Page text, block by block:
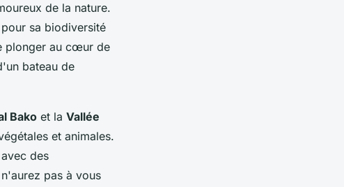
de la nature.
sa biodiversité
plonger au cœur de
bateau de
Bako et la Vallée
et animales.
des
pas à vous